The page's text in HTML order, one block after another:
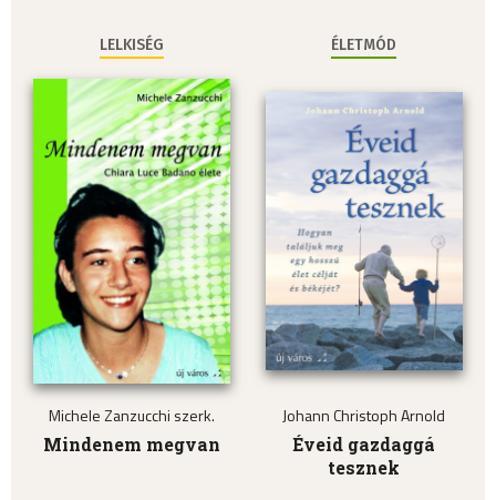
LELKISÉG
Michele Zanzucchi szerk.
Mindenem megvan
ÉLETMÓD
Johann Christoph Arnold
Éveid gazdaggá
tesznek